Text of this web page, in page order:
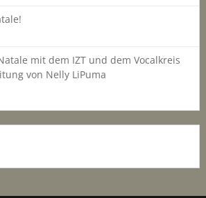
mit dem IZT und dem Vocalkreis
von Nelly LiPuma